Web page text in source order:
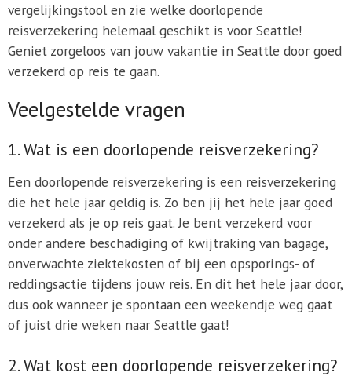
vergelijkingstool en zie welke doorlopende
reisverzekering helemaal geschikt is voor Seattle!
Geniet zorgeloos van jouw vakantie in Seattle door goed
verzekerd op reis te gaan.
Veelgestelde vragen
1. Wat is een doorlopende reisverzekering?
Een doorlopende reisverzekering is een reisverzekering
die het hele jaar geldig is. Zo ben jij het hele jaar goed
verzekerd als je op reis gaat. Je bent verzekerd voor
onder andere beschadiging of kwijtraking van bagage,
onverwachte ziektekosten of bij een opsporings- of
reddingsactie tijdens jouw reis. En dit het hele jaar door,
dus ook wanneer je spontaan een weekendje weg gaat
of juist drie weken naar Seattle gaat!
2. Wat kost een doorlopende reisverzekering?